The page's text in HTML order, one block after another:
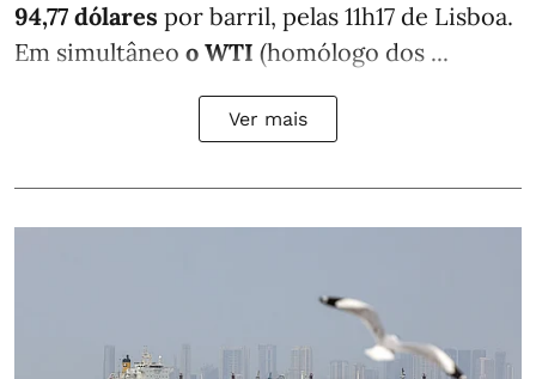
94,77 dólares por barril, pelas 11h17 de Lisboa.
Em simultâneo o WTI (homólogo dos ...
Ver mais